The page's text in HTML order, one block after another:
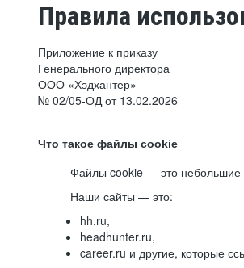
Правила
Приложение к приказу
Генерального директора
ООО «Хэдхантер»
№ 02/05-ОД от 13.02.2026
Что такое файлы cookie
Файлы cookie — это небольшие
Наши сайты — это:
hh.ru,
headhunter.ru,
career.ru и другие, которые